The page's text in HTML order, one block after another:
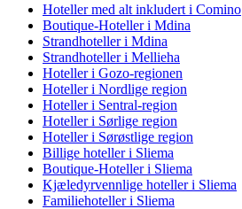
Hoteller med alt inkludert i Comino
Boutique-Hoteller i Mdina
Strandhoteller i Mdina
Strandhoteller i Mellieha
Hoteller i Gozo-regionen
Hoteller i Nordlige region
Hoteller i Sentral-region
Hoteller i Sørlige region
Hoteller i Sørøstlige region
Billige hoteller i Sliema
Boutique-Hoteller i Sliema
Kjæledyrvennlige hoteller i Sliema
Familiehoteller i Sliema